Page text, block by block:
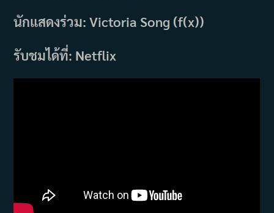
นักแสดงร่วม: Victoria Song (f(x))
รับชมได้ที่: Netflix